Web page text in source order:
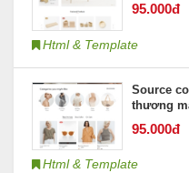
95.000đ
Html & Template
Source
thương
95.000đ
Html & Template